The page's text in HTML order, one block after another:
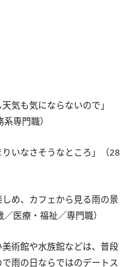
気も気にならないので」
専門職）
いなさそうなところ」（28
め、カフェから見る雨の景
医療・福祉／専門職）
術館や水族館などは、普段
雨の日ならではのデートス